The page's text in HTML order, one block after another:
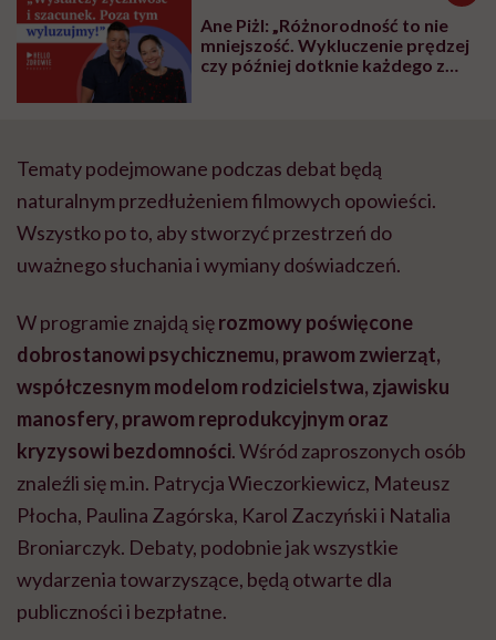
Ane Piżl: „Różnorodność to nie
mniejszość. Wykluczenie prędzej
czy później dotknie każdego z
Tematy podejmowane podczas debat będą
naturalnym przedłużeniem filmowych opowieści.
Wszystko po to, aby stworzyć przestrzeń do
uważnego słuchania i wymiany doświadczeń.
W programie znajdą sięrozmowy poświęcone
dobrostanowi psychicznemu, prawom zwierząt,
współczesnym modelom rodzicielstwa, zjawisku
manosfery, prawom reprodukcyjnym oraz
kryzysowi bezdomności. Wśród zaproszonych osób
znaleźli się m.in. Patrycja Wieczorkiewicz, Mateusz
Płocha, Paulina Zagórska, Karol Zaczyński i Natalia
Broniarczyk. Debaty, podobnie jak wszystkie
wydarzenia towarzyszące, będą otwarte dla
publiczności i bezpłatne.